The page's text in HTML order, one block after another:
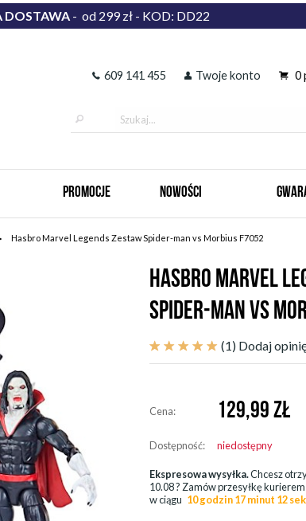
DOSTAWA - od 299 zł - KOD: DD22
609 141 455 Twoje konto 0
PROMOCJE NOWOŚCI
Hasbro Marvel Legends Zestaw Spider-man vs Morbius F7052
HASBRO MARVEL
SPIDER-MAN VS
(1) Dodaj
Cena: 129,99 ZŁ
Dostępność: niedostępny
Ekspresowa wysyłka.Chcesz
10.08? Zamów przesyłkę
w ciągu 10 godzin 17 minut 10